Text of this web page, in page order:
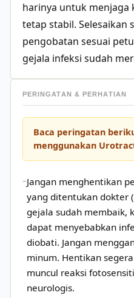
harinya untuk menjaga
tetap stabil. Selesaikan
pengobatan sesuai
gejala infeksi sudah
PERINGATAN & PERHATIAN
Baca peringatan
menggunakan
Jangan menghentikan
yang ditentukan dokter
gejala sudah membaik,
dapat menyebabkan
diobati. Jangan
minum. Hentikan
muncul reaksi
neurologis.